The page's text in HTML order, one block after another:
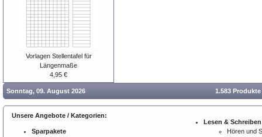
Vorlagen Stellentafel für
Längenmaße
4,95 €
Sonntag, 09. August 2026 1.583
Unsere Angebote / Kategorien:
Sparpakete
Lesen & Schreiben
Hören und